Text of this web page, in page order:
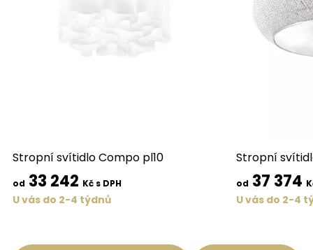
Stropní svítidlo Compo pl10
od 33 242 Kč s DPH
U vás do 2-4 týdnů
Stropní
od 37 374
U vás do 2-4